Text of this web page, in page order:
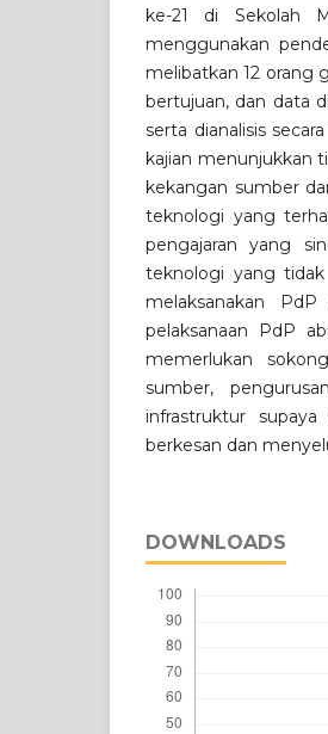
ke-21 di Sekolah
menggunakan
melibatkan 12 orang
bertujuan, dan data
serta dianalisis
kajian menunjukkan
kekangan sumber
teknologi yang
pengajaran yang
teknologi yang
melaksanakan
pelaksanaan PdP
memerlukan
sumber,
infrastruktur
berkesan dan
DOWNLOADS